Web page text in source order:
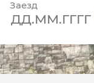
Заезд